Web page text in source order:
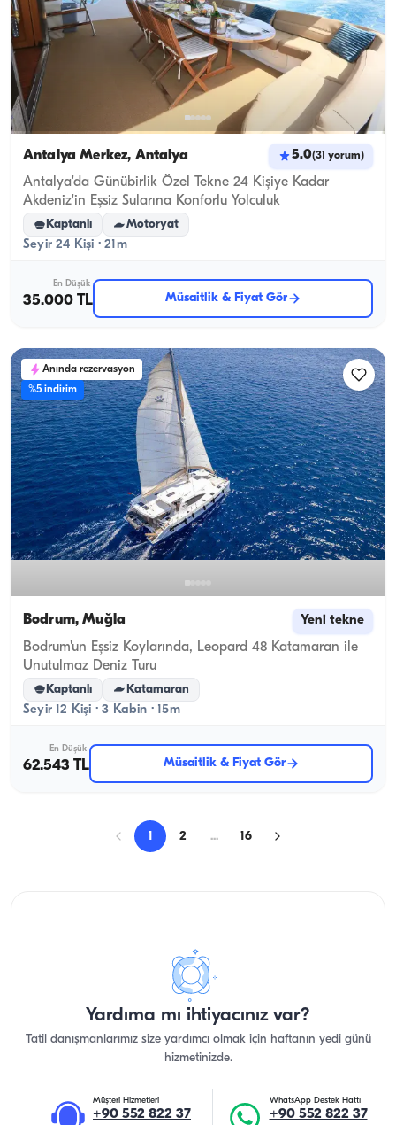
Antalya Merkez, Antalya 5.0(31 yorum)
Antalya'da Günübirlik Özel Tekne 24 Kişiye Kadar
Akdeniz'in Eşsiz Sularına Konforlu Yolculuk
Kaptanlı Motoryat
Seyir 24 Kişi · 21m
En Düşük
35.000 TL Müsaitlik & Fiyat Gör
Anında rezervasyon
%5 indirim
Bodrum, Muğla Yeni tekne
Bodrum'un Eşsiz Koylarında, Leopard 48 Katamaran ile
Unutulmaz Deniz Turu
Kaptanlı Katamaran
Seyir 12 Kişi · 3 Kabin · 15m
En Düşük
62.543 TL Müsaitlik & Fiyat Gör
1 2 ... 16
Yardıma mı ihtiyacınız var?
Tatil danışmanlarımız size yardımcı olmak için haftanın yedi günü
hizmetinizde.
Müşteri Hizmetleri
+90 552 822 37
WhatsApp Destek Hattı
+90 552 822 37